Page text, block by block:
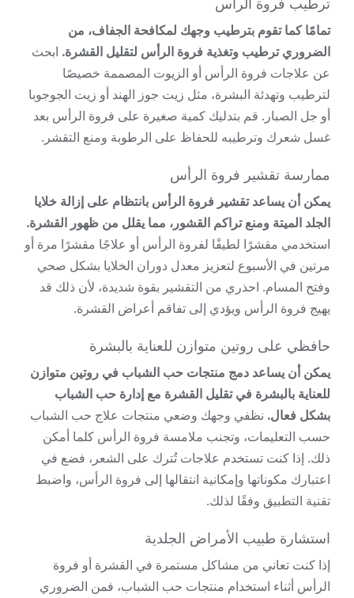
ترطيب فروة الرأس
تمامًا كما تقوم بترطيب وجهك لمكافحة الجفاف، من
الضروري ترطيب وتغذية فروة الرأس لتقليل القشرة. ابحث
عن علاجات فروة الرأس أو الزيوت المصممة خصيصًا
لترطيب وتهدئة البشرة، مثل زيت جوز الهند أو زيت الجوجوبا
أو جل الصبار. قم بتدليك كمية صغيرة على فروة الرأس بعد
غسل شعرك وترطيبه للحفاظ على الرطوبة ومنع التقشر.
ممارسة تقشير فروة الرأس
يمكن أن يساعد تقشير فروة الرأس بانتظام على إزالة خلايا
الجلد الميتة ومنع تراكم القشور، مما يقلل من ظهور القشرة.
استخدمي مقشرًا لطيفًا لفروة الرأس أو علاجًا مقشرًا مرة أو
مرتين في الأسبوع لتعزيز معدل دوران الخلايا بشكل صحي
وفتح المسام. احذري من التقشير بقوة شديدة، لأن ذلك قد
يهيج فروة الرأس ويؤدي إلى تفاقم أعراض القشرة.
حافظي على روتين متوازن للعناية بالبشرة
يمكن أن يساعد دمج منتجات حب الشباب في روتين متوازن
للعناية بالبشرة في تقليل القشرة مع إدارة حب الشباب
بشكل فعال. نظفي وجهك وضعي منتجات علاج حب الشباب
حسب التعليمات، وتجنب ملامسة فروة الرأس كلما أمكن
ذلك. إذا كنت تستخدم علاجات تُترك على الشعر، فضع في
اعتبارك مكوناتها وإمكانية انتقالها إلى فروة الرأس، واضبط
تقنية التطبيق وفقًا لذلك.
استشارة طبيب الأمراض الجلدية
إذا كنت تعاني من مشاكل مستمرة في القشرة أو فروة
الرأس أثناء استخدام منتجات حب الشباب، فمن الضروري